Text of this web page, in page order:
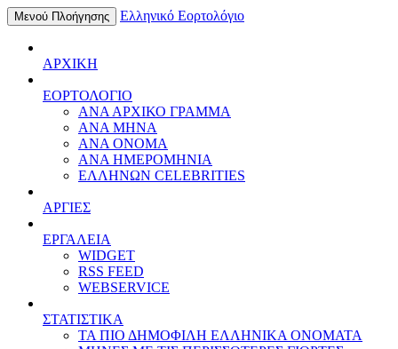
Μενού Πλοήγησης Ελληνικό Εορτολόγιο
ΑΡΧΙΚΗ
ΕΟΡΤΟΛΟΓΙΟ
ΑΝΑ ΑΡΧΙΚΟ ΓΡΑΜΜΑ
ΑΝΑ ΜΗΝΑ
ΑΝΑ ΟΝΟΜΑ
ΑΝΑ ΗΜΕΡΟΜΗΝΙΑ
ΕΛΛΗΝΩΝ CELEBRITIES
ΑΡΓΙΕΣ
ΕΡΓΑΛΕΙΑ
WIDGET
RSS FEED
WEBSERVICE
ΣΤΑΤΙΣΤΙΚΑ
ΤΑ ΠΙΟ ΔΗΜΟΦΙΛΗ ΕΛΛΗΝΙΚΑ ΟΝΟΜΑΤΑ